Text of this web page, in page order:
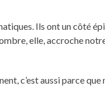
Ils ont un côté
elle, accroche
c’est aussi parce